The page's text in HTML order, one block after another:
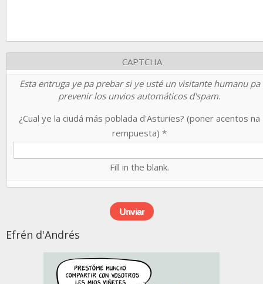
CAPTCHA
Esta entruga ye pa prebar si ye usté un visitante humanu pa
prevenir los unvios automáticos d'spam.
¿Cual ye la ciudá más poblada d'Asturies? (poner acentos na
rempuesta) *
Fill in the blank.
Efrén d'Andrés